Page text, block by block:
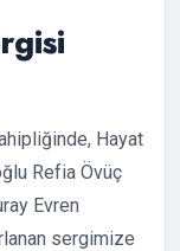
Hayat
Refia Övüç
Evren
sergimize